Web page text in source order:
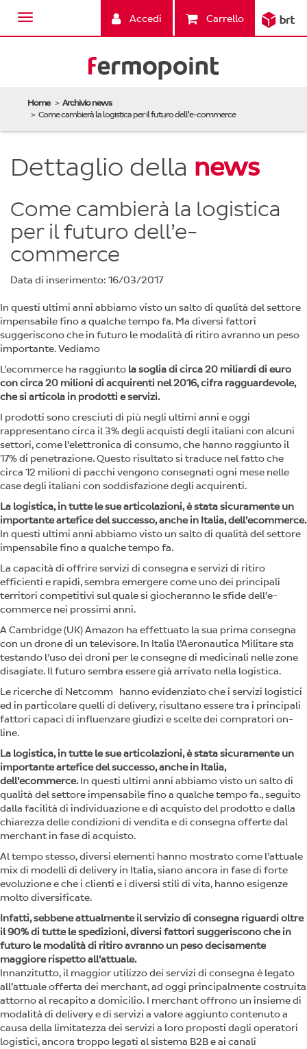
Accedi Carrello
Home
Archivio news
Come cambierà la logistica per il futuro dell’e-commerce
Dettaglio della news
Come cambierà la logistica
per il futuro dell’e-
commerce
Data di inserimento: 16/03/2017
In questi ultimi anni abbiamo visto un salto di qualità del settore
impensabile fino a qualche tempo fa. Ma diversi fattori
suggeriscono che in futuro le modalità di ritiro avranno un peso
importante. Vediamo
L’ecommerce ha raggiunto la soglia di circa 20 miliardi di euro
con circa 20 milioni di acquirenti nel 2016, cifra ragguardevole,
che si articola in prodotti e servizi.
I prodotti sono cresciuti di più negli ultimi anni e oggi
rappresentano circa il 3% degli acquisti degli italiani con alcuni
settori, come l’elettronica di consumo, che hanno raggiunto il
17% di penetrazione. Questo risultato si traduce nel fatto che
circa 12 milioni di pacchi vengono consegnati ogni mese nelle
case degli italiani con soddisfazione degli acquirenti.
La logistica, in tutte le sue articolazioni, è stata sicuramente un
importante artefice del successo, anche in Italia, dell’ecommerce.
In questi ultimi anni abbiamo visto un salto di qualità del settore
impensabile fino a qualche tempo fa.
La capacità di offrire servizi di consegna e servizi di ritiro
efficienti e rapidi, sembra emergere come uno dei principali
territori competitivi sul quale si giocheranno le sfide dell’e-
commerce nei prossimi anni.
A Cambridge (UK) Amazon ha effettuato la sua prima consegna
con un drone di un televisore. In Italia l’Aeronautica Militare sta
testando l’uso dei droni per le consegne di medicinali nelle zone
disagiate. Il futuro sembra essere già arrivato nella logistica.
Le ricerche di Netcomm hanno evidenziato che i servizi logistici
ed in particolare quelli di delivery, risultano essere tra i principali
fattori capaci di influenzare giudizi e scelte dei compratori on-
line.
La logistica, in tutte le sue articolazioni, è stata sicuramente un
importante artefice del successo, anche in Italia,
dell’ecommerce.In questi ultimi anni abbiamo visto un salto di
qualità del settore impensabile fino a qualche tempo fa., seguito
dalla facilità di individuazione e di acquisto del prodotto e dalla
chiarezza delle condizioni di vendita e di consegna offerte dal
merchant in fase di acquisto.
Al tempo stesso, diversi elementi hanno mostrato come l’attuale
mix di modelli di delivery in Italia, siano ancora in fase di forte
evoluzione e che i clienti e i diversi stili di vita, hanno esigenze
molto diversificate.
Infatti, sebbene attualmente il servizio di consegna riguardi oltre
il 90% di tutte le spedizioni, diversi fattori suggeriscono che in
futuro le modalità di ritiro avranno un peso decisamente
maggiore rispetto all’attuale.
Innanzitutto, il maggior utilizzo dei servizi di consegna è legato
all’attuale offerta dei merchant, ad oggi principalmente costruita
attorno al recapito a domicilio. I merchant offrono un insieme di
modalità di delivery e di servizi a valore aggiunto contenuto a
causa della limitatezza dei servizi a loro proposti dagli operatori
logistici, ancora troppo legati al sistema B2B e ai canali